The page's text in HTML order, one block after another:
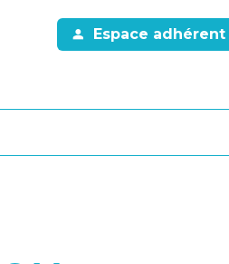
Espace adhérent